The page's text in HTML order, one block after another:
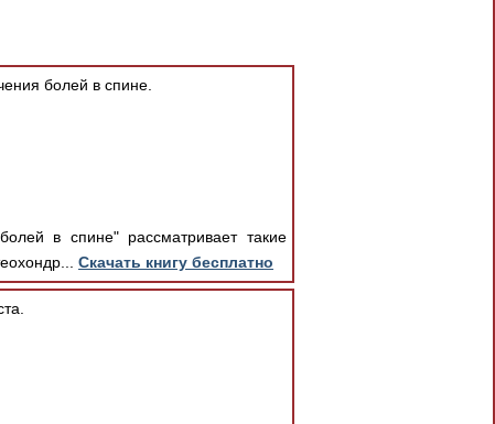
болей в спине.
в спине" рассматривает такие
Скачать книгу бесплатно